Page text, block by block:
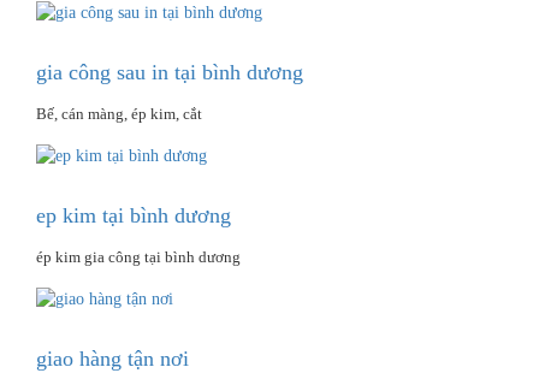
gia công sau in tại bình dương
Bế, cán màng, ép kim, cắt
ep kim tại bình dương
ép kim gia công tại bình dương
giao hàng tận nơi